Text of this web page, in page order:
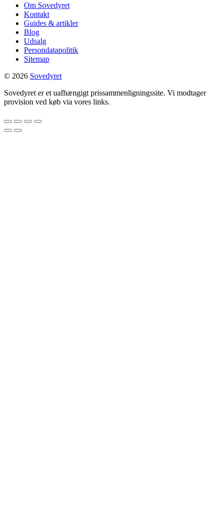
Om Sovedyret
Kontakt
Guides & artikler
Blog
Udsalg
Persondatapolitik
Sitemap
© 2026 Sovedyret
Sovedyret er et uafhængigt prissammenligningssite. Vi modtager
provision ved køb via vores links.